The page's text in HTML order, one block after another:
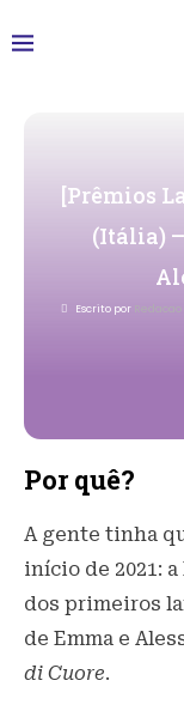
[Prêmios
(Itália)
Escrito por
Por quê?
A gente tinha
início de 2021:
dos primeiros
de Emma e
di Cuore.